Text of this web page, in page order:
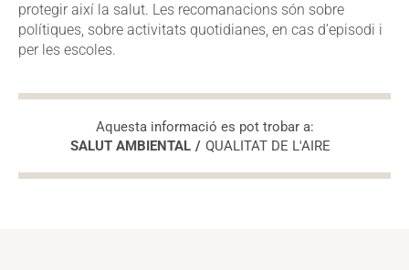
protegir així la salut. Les recomanacions són sobre
polítiques, sobre activitats quotidianes, en cas d’episodi i
per les escoles.
Aquesta informació es pot trobar a:
SALUT AMBIENTAL
QUALITAT DE L'AIRE